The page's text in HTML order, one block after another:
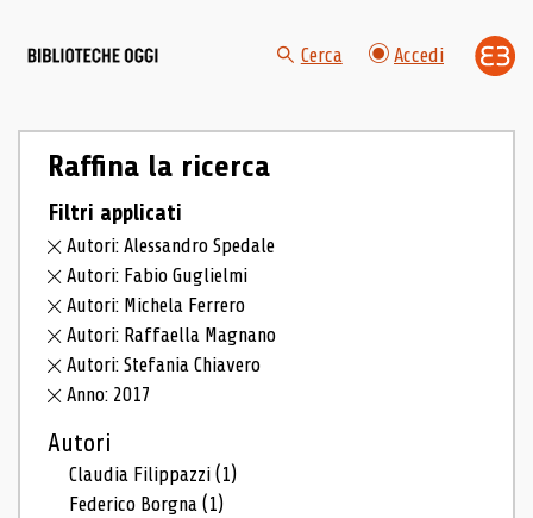
Cerca Accedi
Raffina la ricerca
Filtri applicati
Autori: Alessandro Spedale
Autori: Fabio Guglielmi
Autori: Michela Ferrero
Autori: Raffaella Magnano
Autori: Stefania Chiavero
Anno: 2017
Autori
Claudia Filippazzi(1)
Federico Borgna(1)